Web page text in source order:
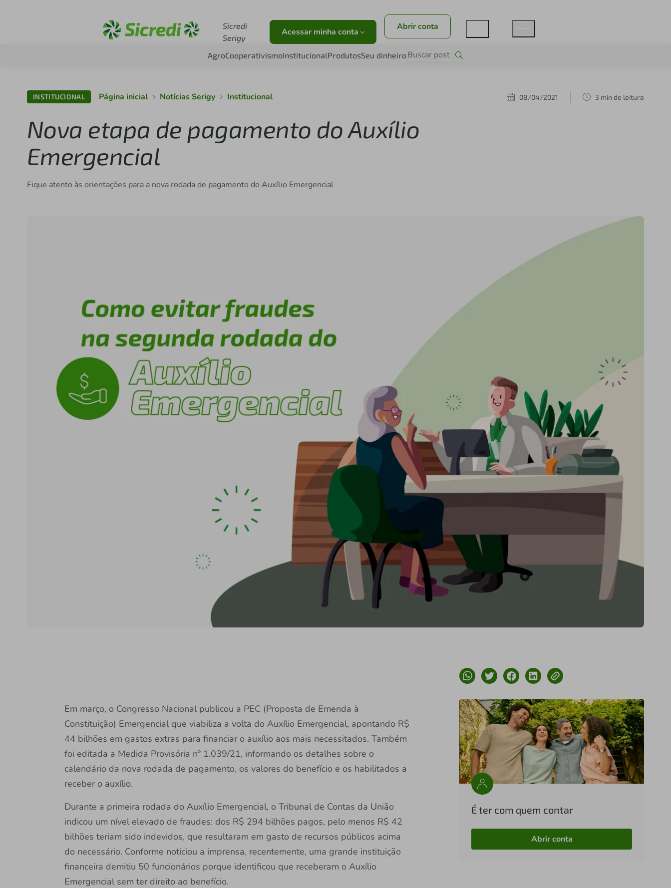
Sicredi
Serigy
Acessar minha conta Abrir conta
AgroCooperativismoInstitucionalProdutosSeu dinheiro
INSTITUCIONAL Página inicial Notícias Serigy Institucional 08/04/2021 3 min de leitura
Nova etapa de pagamento do Auxílio
Emergencial
Fique atento às orientações para a nova rodada de pagamento do Auxílio Emergencial
Em março, o Congresso Nacional publicou a PEC (Proposta de Emenda à
Constituição) Emergencial que viabiliza a volta do Auxílio Emergencial, apontando R$
44 bilhões em gastos extras para financiar o auxílio aos mais necessitados. Também
foi editada a Medida Provisória nº 1.039/21, informando os detalhes sobre o
calendário da nova rodada de pagamento, os valores do benefício e os habilitados a
receber o auxílio.
Durante a primeira rodada do Auxílio Emergencial, o Tribunal de Contas da União
indicou um nível elevado de fraudes: dos R$ 294 bilhões pagos, pelo menos R$ 42
bilhões teriam sido indevidos, que resultaram em gasto de recursos públicos acima
do necessário. Conforme noticiou a imprensa, recentemente, uma grande instituição
financeira demitiu 50 funcionários porque identificou que receberam o Auxílio
Emergencial sem ter direito ao benefício.
É ter com quem contar
Abrir conta